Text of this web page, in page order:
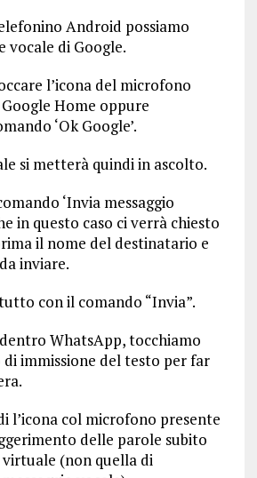
Android possiamo
vocale di Google.
l’icona del microfono
Home oppure
‘Ok Google’.
si metterà quindi in ascolto.
‘Invia messaggio
in questo caso ci verrà chiesto
il nome del destinatario e
inviare.
con il comando “Invia”.
WhatsApp, tocchiamo
di immissione del testo per far
l’icona col microfono presente
delle parole subito
(non quella di